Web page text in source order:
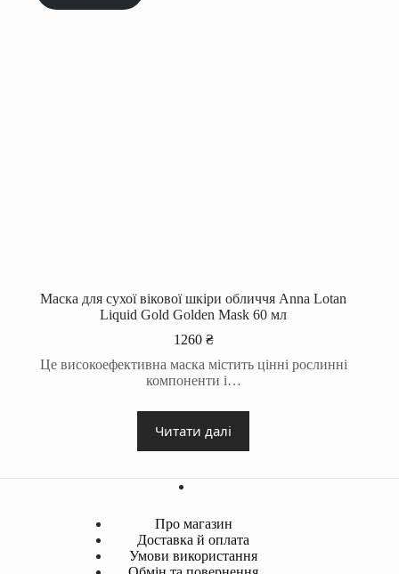
Маска для сухої вікової шкіри обличчя Anna Lotan
Liquid Gold Golden Mask 60 мл
1260 ₴
Це високоефективна маска містить цінні рослинні
компоненти і…
Читати далі
Про магазин
Доставка й оплата
Умови використання